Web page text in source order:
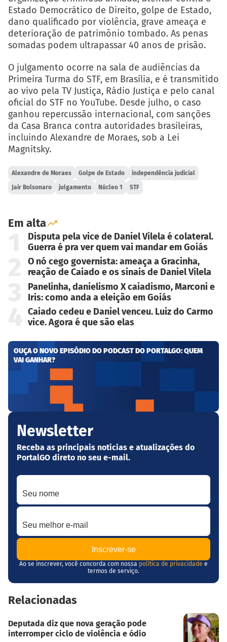
Estado Democrático de Direito, golpe de Estado,
dano qualificado por violência, grave ameaça e
deterioração de patrimônio tombado. As penas
somadas podem ultrapassar 40 anos de prisão.
O julgamento ocorre na sala de audiências da
Primeira Turma do STF, em Brasília, e é transmitido
ao vivo pela TV Justiça, Rádio Justiça e pelo canal
oficial do STF no YouTube. Desde julho, o caso
ganhou repercussão internacional, com sanções
da Casa Branca contra autoridades brasileiras,
incluindo Alexandre de Moraes, sob a Lei
Magnitsky.
Alexandre de Moraes Golpe de Estado independência judicial
Jair Bolsonaro julgamento Núcleo 1 STF
Em alta
Disputa pela vice de Daniel Vilela é colateral.
Guerra é pra ver quem vai mandar em Goiás
O nó cego governista: ameaça a Gracinha,
reação de Caiado e os sinais de Daniel Vilela
Panelinha, danielismo X caiadismo, Marconi e
Iris: como anda a eleição em Goiás
Caiado cedeu e Daniel venceu. Luiz do Carmo
vice. Agora é que são elas
OUÇA O NOVO EPISÓDIO DO PODCAST DO PORTALGO: QUEM
VAI GANHAR?
Newsletter
Receba as principais notícias e atualizações do
PortalGO direto no seu e-mail.
Seu nome
Seu melhor e-mail
Ao se inscrever, você concorda com nossa política de privacidade e
termos de serviço.
Relacionadas
Deputada diz que nova geração pode
interromper ciclo de violência e ódio